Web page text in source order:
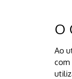
O
Ao
com